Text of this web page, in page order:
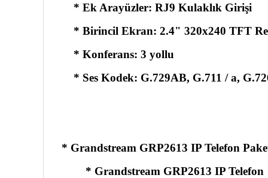
* Ek Arayüzler: RJ9 Kulaklık Girişi
* Birincil Ekran: 2.4" 320x240 TFT
* Konferans: 3 yollu
* Ses Kodek: G.729AB, G.711 / a,
* Grandstream GRP2613 IP Telefon
* Grandstream GRP2613 IP Telefon